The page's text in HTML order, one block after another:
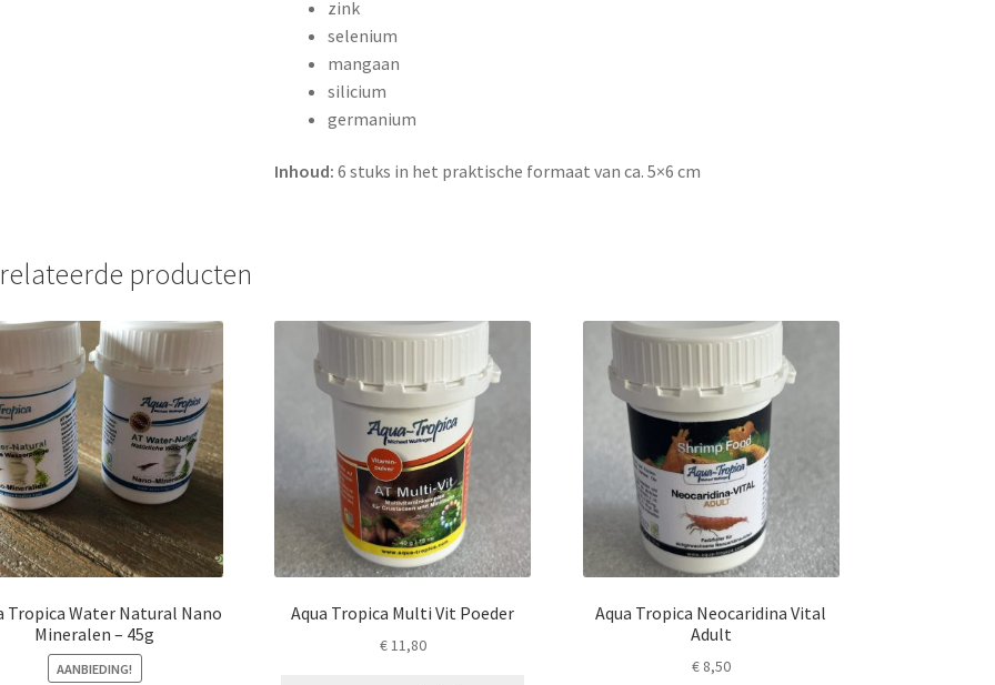
zink
selenium
mangaan
silicium
germanium
Inhoud: 6 stuks in het praktische formaat van ca. 5×6 cm
producten
Tropica Water Natural Nano
Mineralen – 45g
AANBIEDING!
Aqua Tropica Multi Vit Poeder
€11,80
Aqua Tropica Neocaridina Vital
Adult
€8,50